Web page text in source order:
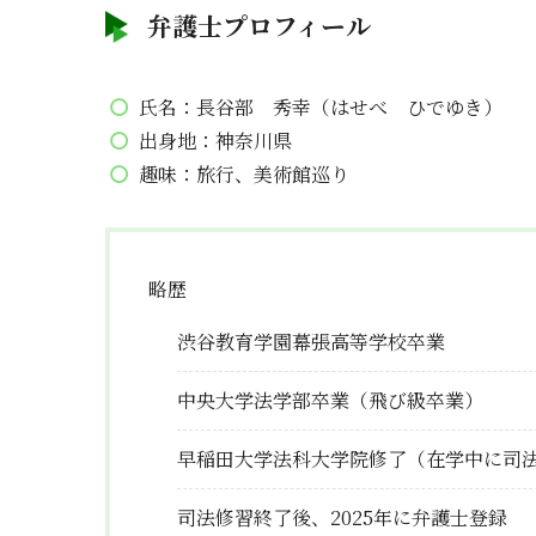
弁護士プロフィール
氏名：長谷部 秀幸（はせべ ひでゆき）
出身地：神奈川県
趣味：旅行、美術館巡り
略歴
渋谷教育学園幕張高等学校卒業
中央大学法学部卒業（飛び級卒業）
早稲田大学法科大学院修了（在学中に司
司法修習終了後、2025年に弁護士登録